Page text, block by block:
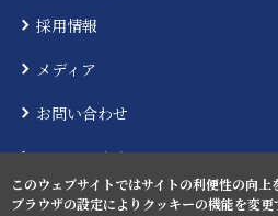
採用情報
メディア
お問い合わせ
ニュースリリース
このウェブサイトではサイトの利便性の向上
ブラウザの設定によりクッキーの機能を変更